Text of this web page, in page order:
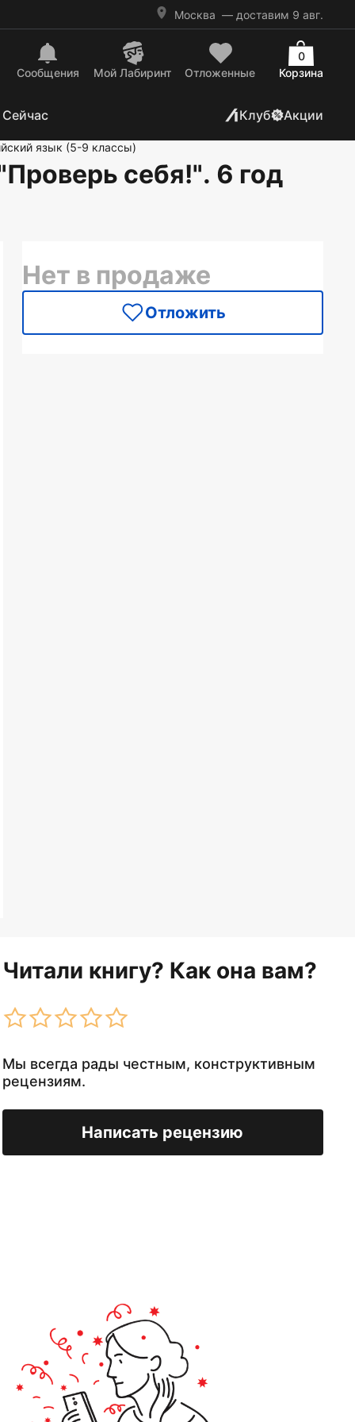
Москва — доставим 9 авг.
Сообщения Mой Лабиринт Отложенные Корзина
0
Клуб Акции
язык (5-9 классы)
себя!". 6 год
Нет в продаже
Отложить
Читали книгу? Как она вам?
Мы всегда рады честным, конструктивным
рецензиям.
Написать рецензию